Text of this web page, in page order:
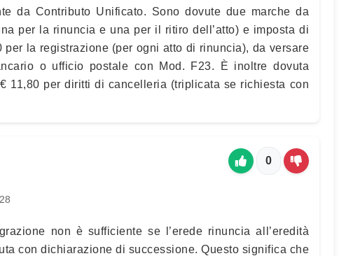
da Contributo Unificato. Sono dovute due marche da
per la rinuncia e una per il ritiro dell’atto) e imposta di
per la registrazione (per ogni atto di rinuncia), da versare
o ufficio postale con Mod. F23. È inoltre dovuta
11,80 per diritti di cancelleria (triplicata se richiesta con
0
non è sufficiente se l’erede rinuncia all’eredità
con dichiarazione di successione. Questo significa che